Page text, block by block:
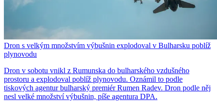
Dron s velkým množstvím výbušnin explodoval v Bulharsku poblíž
plynovodu
Dron v sobotu vnikl z Rumunska do bulharského vzdušného
prostoru a explodoval poblíž plynovodu. Oznámil to podle
tiskových agentur bulharský premiér Rumen Radev. Dron podle něj
nesl velké množství výbušnin, píše agentura DPA.